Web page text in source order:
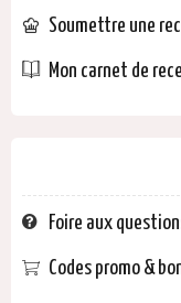
Soumettre une
Mon carnet de
Foire aux
Codes promo &